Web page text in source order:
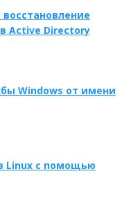
Active Directory
Windows от имени
Linux с помощью